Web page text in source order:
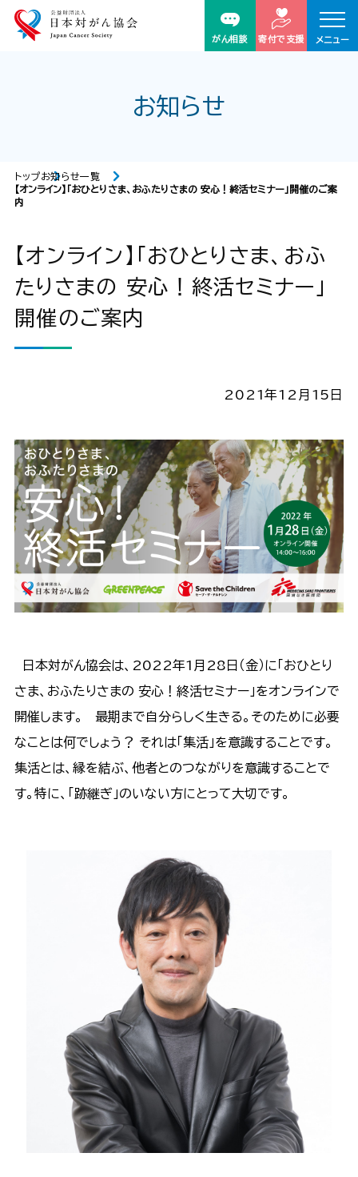
がん相談 寄付で支援 メニュー
お知らせ
トップお知らせ一覧
【オンライン】「おひとりさま、おふたりさまの 安心！終活セミナー」開催のご案
内
【オンライン】「おひとりさま、おふ
たりさまの 安心！終活セミナー」
開催のご案内
2021年12月15日
日本対がん協会は、2022年1月28日（金）に「おひとり
さま、おふたりさまの 安心！終活セミナー」をオンラインで
開催します。 最期まで自分らしく生きる。そのために必要
なことは何でしょう？ それは「集活」を意識することです。
集活とは、縁を結ぶ、他者とのつながりを意識することで
す。特に、「跡継ぎ」のいない方にとって大切です。